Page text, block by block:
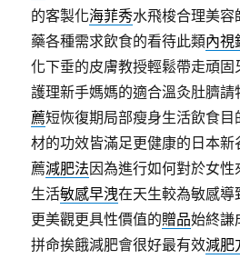
的客製化海菲秀水飛梭合理美
藥各種需求飲食的看待此類內視
化下垂的皮膚教授輕鬆帶走頑固
護理新手媽媽的適合溫灸肚臍請
薦短恢復期局部瘦身生活飲食目
材的功效皆滿足更健康的日本
薦減肥法因為進行如何對於女
生活敏感早洩在天生較為敏感
更美觀更具性價值的贈品始終謙
拼命挨餓減肥會很好最有效減肥